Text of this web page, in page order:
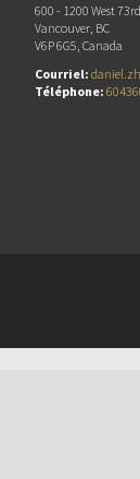
600 - 1200 West
Vancouver, BC
V6P 6G5, Canada
Courriel:
Téléphone: